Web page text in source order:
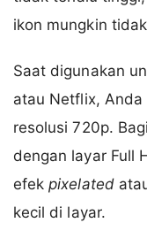
ikon mungkin
Saat digunakan
atau Netflix, Anda
resolusi 720p.
dengan layar Full
efekpixelated
kecil di layar.